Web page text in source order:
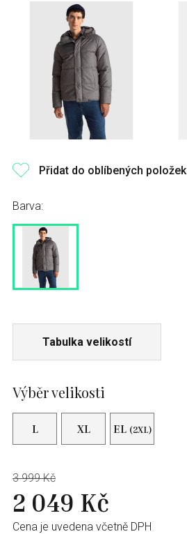
Přidat do oblíbených položek
Barva:
Tabulka velikostí
Výběr velikosti
L XL EL (2XL)
3 999 Kč
2 049 Kč
Cena je uvedena včetně DPH